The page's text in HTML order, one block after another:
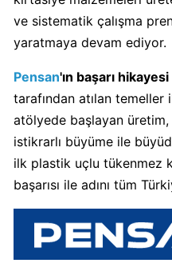
Boykot
mu?
Kimin
Sahibi
Kimin?
Burger
King
mu?
Burger
King
ve sistematik çalışma
yaratmaya devam ediyor.
Pensan'ın başarı hikayesi
tarafından atılan temeller
atölyede başlayan
istikrarlı büyüme ile
ilk plastik uçlu tükenmez
başarısı ile adını tüm